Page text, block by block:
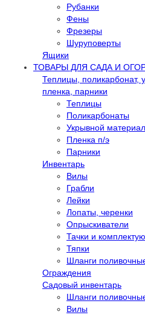
Рубанки
Фены
Фрезеры
Шуруповерты
Ящики
ТОВАРЫ ДЛЯ САДА И
Теплицы, поликарбонат,
пленка, парники
Теплицы
Поликарбонаты
Укрывной материал
Пленка п/э
Парники
Инвентарь
Вилы
Грабли
Лейки
Лопаты, черенки
Опрыскиватели
Тачки и
Тяпки
Шланги
Ограждения
Садовый инвентарь
Шланги
Вилы